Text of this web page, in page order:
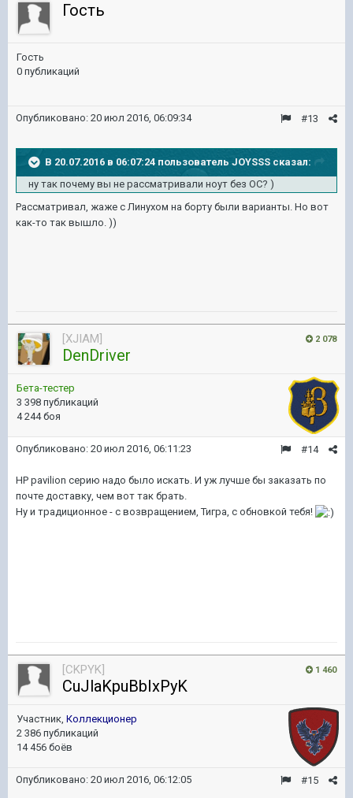
Гость
Гость
0 публикаций
#13
Опубликовано: 20 июл 2016, 06:09:34
В 20.07.2016 в 06:07:24 пользователь JOYSSS сказал:
ну так почему вы не рассматривали ноут без ОС? )
Рассматривал, жаже с Линухом на борту были варианты. Но вот
как-то так вышло. ))
2 078
[XJIAM]
DenDriver
Бета-тестер
3 398 публикаций
4 244 боя
#14
Опубликовано: 20 июл 2016, 06:11:23
HP pavilion серию надо было искать. И уж лучше бы заказать по
почте доставку, чем вот так брать.
Ну и традиционное - с возвращением, Тигра, с обновкой тебя!
1 460
[CKPYK]
CuJlaKpuBbIxPyK
Участник, Коллекционер
2 386 публикаций
14 456 боёв
#15
Опубликовано: 20 июл 2016, 06:12:05